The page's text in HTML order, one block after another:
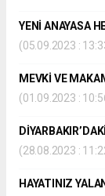
YENİ ANAYASA
(05.09.2023 :
MEVKİ VE
(01.09.2023 :
(28.08.2023 :
HAYATINIZ